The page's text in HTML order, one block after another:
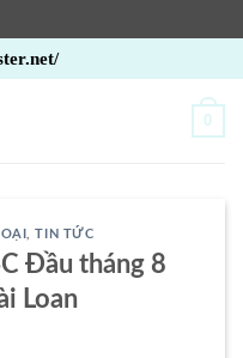
0
,TIN TỨC
Đầu tháng 8
Loan